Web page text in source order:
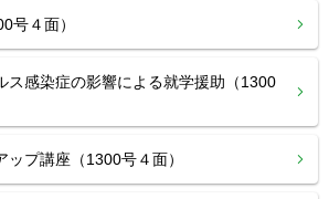
号４面）
ス感染症の影響による就学援助（1300
ップ講座（1300号４面）